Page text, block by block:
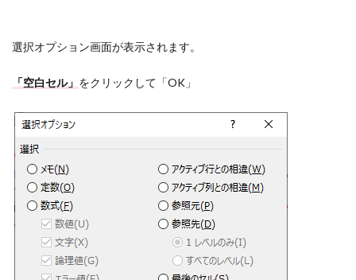
選択オプション画面が表示されます。
「空白セル」 をクリックして「OK」